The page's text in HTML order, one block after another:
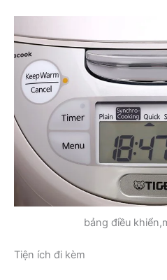
bảng điều
Tiện ích đi kèm